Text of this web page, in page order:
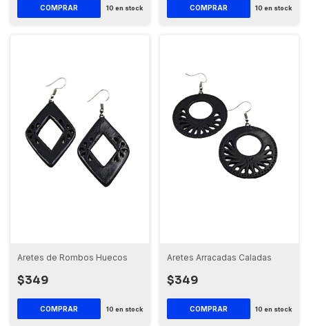
10 en stock 10 en stock
Aretes de Rombos Huecos
$349
10 en stock
Aretes Arracadas Caladas
$349
10 en stock